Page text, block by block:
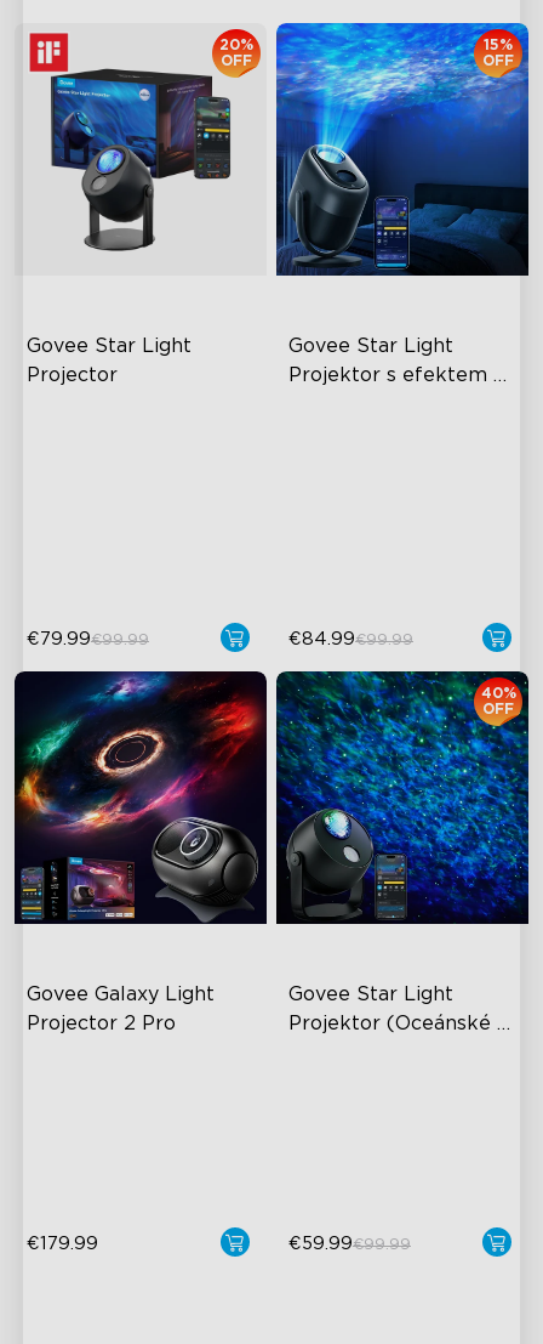
Govee Star Light
Projector
20%
OFF
€79.99€99.99
Govee Star Light
Projektor s efektem
15%
OFF
€84.99€99.99
Govee Galaxy Light
Projector 2 Pro
€179.99
Govee Star Light
Projektor (Oceánské
40%
OFF
€59.99€99.99